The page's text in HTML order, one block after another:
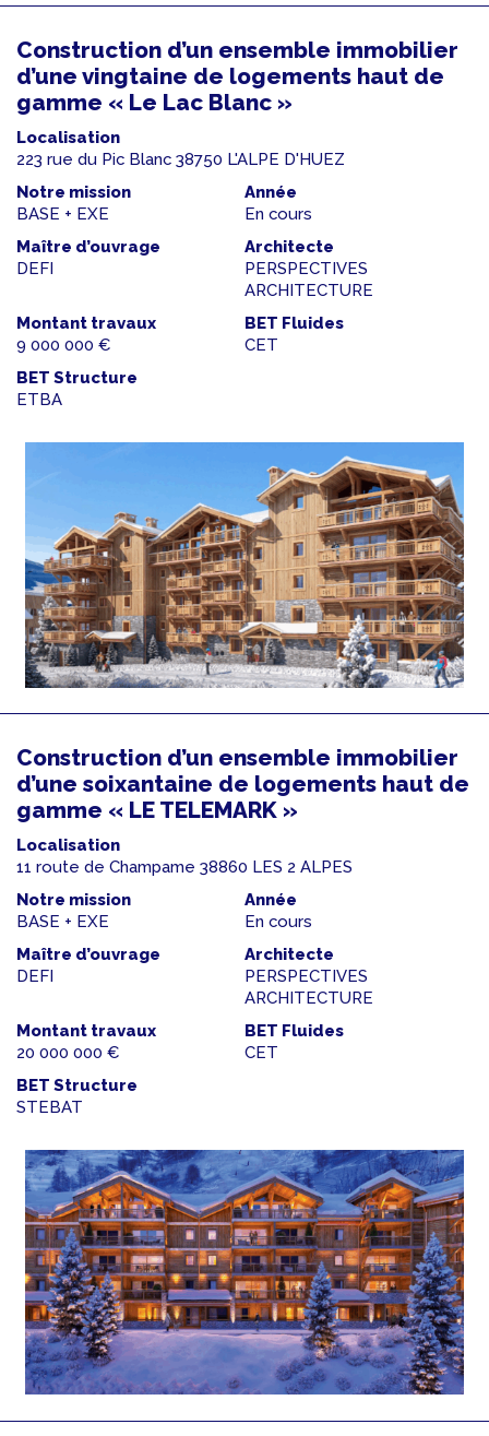
Construction d’un ensemble immobilier
d’une vingtaine de logements haut de
gamme « Le Lac Blanc »
Localisation
223 rue du Pic Blanc 38750 L'ALPE D'HUEZ
Notre mission
BASE + EXE
Année
En cours
Maître d’ouvrage
DEFI
Architecte
PERSPECTIVES
ARCHITECTURE
Montant travaux
9 000 000 €
BET Fluides
CET
BET Structure
ETBA
Construction d’un ensemble immobilier
d’une soixantaine de logements haut de
gamme « LE TELEMARK »
Localisation
11 route de Champame 38860 LES 2 ALPES
Notre mission
BASE + EXE
Année
En cours
Maître d’ouvrage
DEFI
Architecte
PERSPECTIVES
ARCHITECTURE
Montant travaux
20 000 000 €
BET Fluides
CET
BET Structure
STEBAT